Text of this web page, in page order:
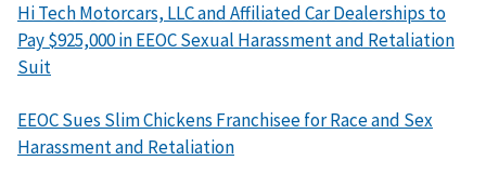
Hi Tech Motorcars, LLC and Affiliated Car Dealerships to
Pay $925,000 in EEOC Sexual Harassment and Retaliation
Suit
EEOC Sues Slim Chickens Franchisee for Race and Sex
Harassment and Retaliation